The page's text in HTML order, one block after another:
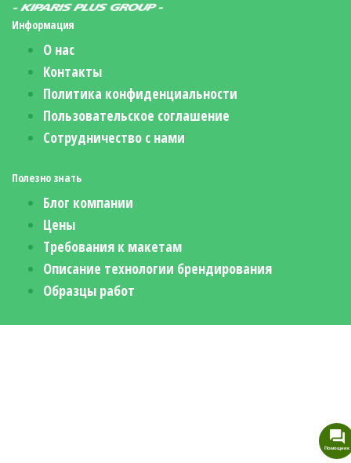
Информация
О нас
Контакты
Политика конфиденциальности
Пользовательское соглашение
Сотрудничество с нами
Полезно знать
Блог компании
Цены
Требования к макетам
Описание технологии брендирования
Образцы работ
Помощник